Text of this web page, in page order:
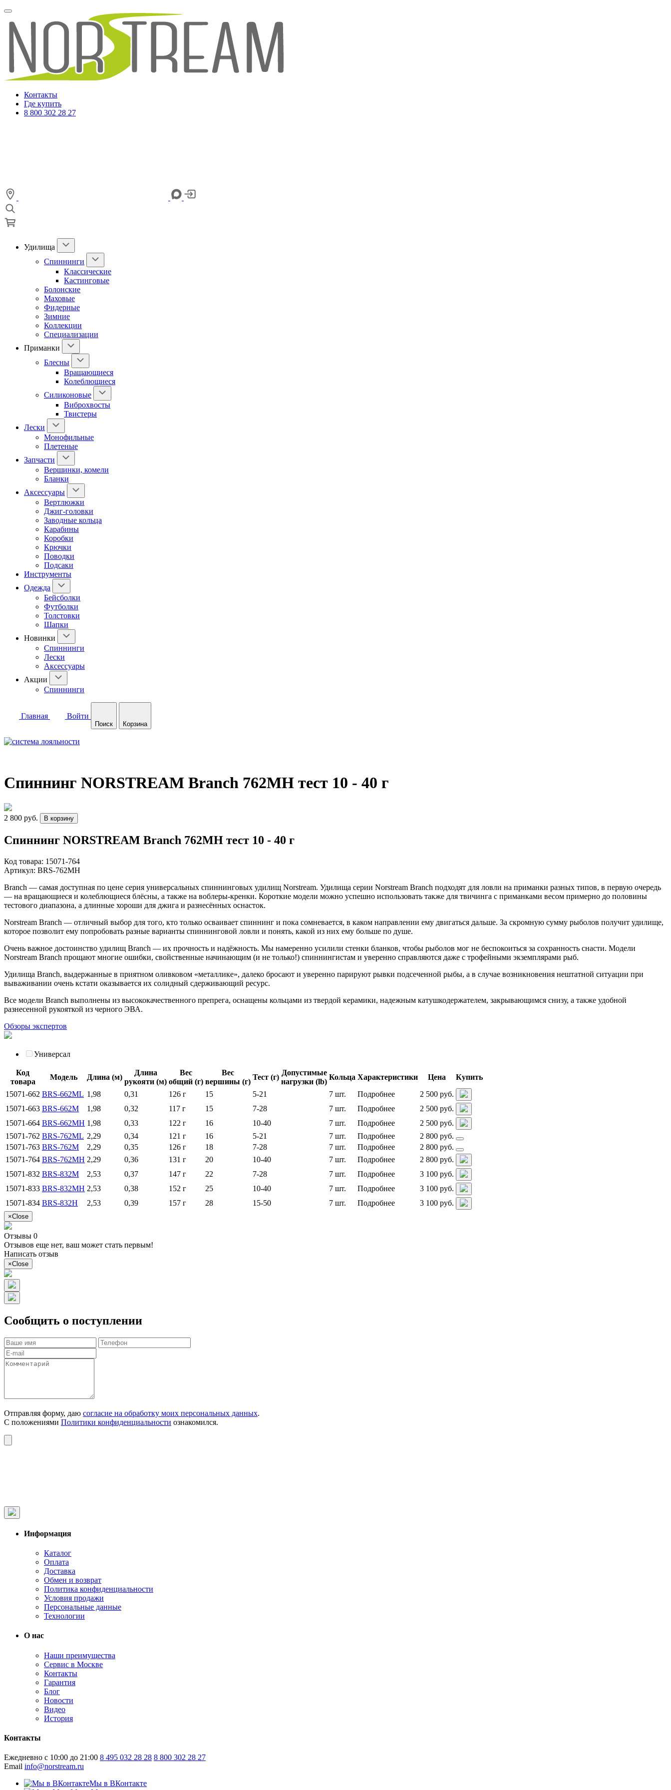
Контакты
Где купить
8 800 302 28 27
Удилища
Спиннинги
Классические
Кастинговые
Болонские
Маховые
Фидерные
Зимние
Коллекции
Специализации
Приманки
Блесны
Вращающиеся
Колеблющиеся
Силиконовые
Виброхвосты
Твистеры
Лески
Монофильные
Плетеные
Запчасти
Вершинки, комели
Бланки
Аксессуары
Вертлюжки
Джиг-головки
Заводные кольца
Карабины
Коробки
Крючки
Поводки
Подсаки
Инструменты
Одежда
Бейсболки
Футболки
Толстовки
Шапки
Новинки
Спиннинги
Лески
Аксессуары
Акции
Спиннинги
Главная Войти
Поиск Корзина
Спиннинг NORSTREAM Branch 762MH тест 10 - 40 г
2 800 руб. В корзину
Спиннинг NORSTREAM Branch 762MH тест 10 - 40 г
Код товара: 15071-764
Артикул: BRS-762MH
Branch — самая доступная по цене серия универсальных спиннинговых удилищ Norstream. Удилища серии Norstream Branch подходят для ловли на приманки разных типов, в первую очередь
— на вращающиеся и колеблющиеся блёсны, а также на воблеры-кренки. Короткие модели можно успешно использовать также для твичинга с приманками весом примерно до половины
тестового диапазона, а длинные хороши для джига и разнесённых оснасток.
Norstream Branch — отличный выбор для того, кто только осваивает спиннинг и пока сомневается, в каком направлении ему двигаться дальше. За скромную сумму рыболов получит удилище,
которое позволит ему попробовать разные варианты спиннинговой ловли и понять, какой из них ему больше по душе.
Очень важное достоинство удилищ Branch — их прочность и надёжность. Мы намеренно усилили стенки бланков, чтобы рыболов мог не беспокоиться за сохранность снасти. Модели
Norstream Branch прощают многие ошибки, свойственные начинающим (и не только!) спиннингистам и уверенно справляются даже с трофейными экземплярами рыб.
Удилища Branch, выдержанные в приятном оливковом «металлике», далеко бросают и уверенно парируют рывки подсеченной рыбы, а в случае возникновения нештатной ситуации при
вываживании очень кстати оказывается их солидный сдерживающий ресурс.
Все модели Branch выполнены из высококачественного препрега, оснащены кольцами из твердой керамики, надежным катушкодержателем, закрывающимся снизу, а также удобной
разнесенной рукояткой из черного ЭВА.
Обзоры экспертов
Код
товара
Модель Длина (м)
Длина
рукояти (м)
Вес
общий (г)
Вес
вершины (г)
Тест (г)
Допустимые
нагрузки (lb)
Кольца Характеристики Цена
Купить
15071-662 BRS-662ML 1,98 0,31 126 г 15 5-21 7 шт. Подробнее
2 500 руб.
15071-663 BRS-662M 1,98 0,32 117 г 15 7-28 7 шт. Подробнее
2 500 руб.
15071-664 BRS-662MH 1,98 0,33 122 г 16 10-40 7 шт. Подробнее
2 500 руб.
15071-762 BRS-762ML 2,29 0,34 121 г 16 5-21 7 шт. Подробнее
2 800 руб.
15071-763 BRS-762M 2,29 0,35 126 г 18 7-28 7 шт. Подробнее
2 800 руб.
15071-764 BRS-762MH 2,29 0,36 131 г 20 10-40 7 шт. Подробнее
2 800 руб.
15071-832 BRS-832M 2,53 0,37 147 г 22 7-28 7 шт. Подробнее
3 100 руб.
15071-833 BRS-832MH 2,53 0,38 152 г 25 10-40 7 шт. Подробнее
3 100 руб.
15071-834 BRS-832H 2,53 0,39 157 г 28 15-50 7 шт. Подробнее 3 100 руб.
×Close
Универсал
Отзывы 0
Отзывов еще нет, ваш может стать первым!
Написать отзыв
×Close
Сообщить о поступлении
Отправляя форму, даю согласие на обработку моих персональных данных.
С положениями Политики конфиденциальности ознакомился.
Информация
Каталог
Оплата
Доставка
Обмен и возврат
Политика конфиденциальности
Условия продажи
Персональные данные
Технологии
О нас
Наши преимущества
Сервис в Москве
Контакты
Гарантия
Блог
Новости
Видео
История
Контакты
Ежедневно с 10:00 до 21:00 8 495 032 28 28 8 800 302 28 27
Email info@norstream.ru
Мы в ВКонтакте